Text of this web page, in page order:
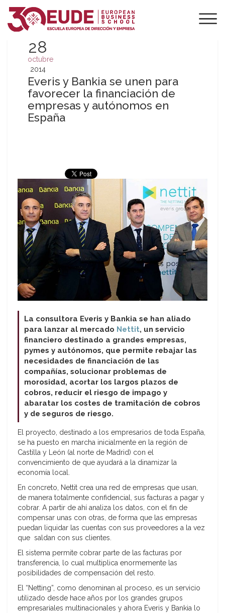
28
octubre
2014
Everis y Bankia se unen para
favorecer la financiación de
empresas y autónomos en
España
La consultora Everis y Bankia se han aliado
para lanzar al mercado Nettit, un servicio
financiero destinado a grandes empresas,
pymes y autónomos, que permite rebajar las
necesidades de financiación de las
compañías, solucionar problemas de
morosidad, acortar los largos plazos de
cobros, reducir el riesgo de impago y
abaratar los costes de tramitación de cobros
y de seguros de riesgo.
El proyecto, destinado a los empresarios de toda España,
se ha puesto en marcha inicialmente en la región de
Castilla y León (al norte de Madrid) con el
convencimiento de que ayudará a la dinamizar la
economía local.
En concreto, Nettit crea una red de empresas que usan,
de manera totalmente confidencial, sus facturas a pagar y
cobrar. A partir de ahí analiza los datos, con el fin de
compensar unas con otras, de forma que las empresas
puedan liquidar las cuentas con sus proveedores a la vez
que saldan con sus clientes.
El sistema permite cobrar parte de las facturas por
transferencia, lo cual multiplica enormemente las
posibilidades de compensación del resto.
El “Netting”, como denominan al proceso, es un servicio
utilizado desde hace años por los grandes grupos
empresariales multinacionales y ahora Everis y Bankia lo